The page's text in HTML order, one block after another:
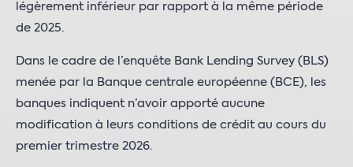
légèrement inférieur par rapport à la même période
de 2025.
Dans le cadre de l’enquête Bank Lending Survey (BLS)
menée par la Banque centrale européenne (BCE), les
banques indiquent n’avoir apporté aucune
modification à leurs conditions de crédit au cours du
premier trimestre 2026.